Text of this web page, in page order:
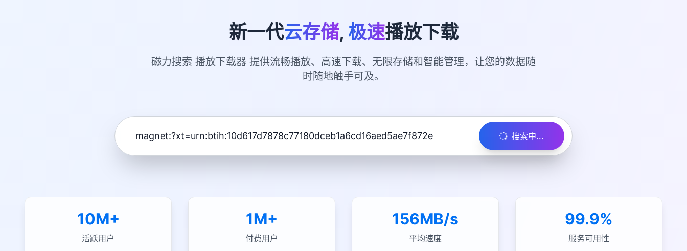
新一代云存储, 极速播放下载
磁力搜索 播放下载器 提供流畅播放、高速下载、无限存储和智能管理，让您的数据随
时随地触手可及。
搜索中...
10M+
活跃用户
1M+
付费用户
156MB/s
平均速度
99.9%
服务可用性